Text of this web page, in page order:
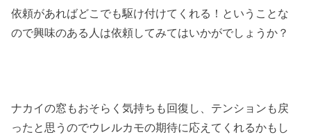
依頼があればどこでも駆け付けてくれる！ということな
ので興味のある人は依頼してみてはいかがでしょうか？
ナカイの窓もおそらく気持ちも回復し、テンションも戻
ったと思うのでウレルカモの期待に応えてくれるかもし